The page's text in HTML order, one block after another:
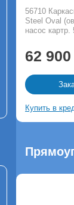
56710
Steel Oval
насос картр.
62 900
Купить в